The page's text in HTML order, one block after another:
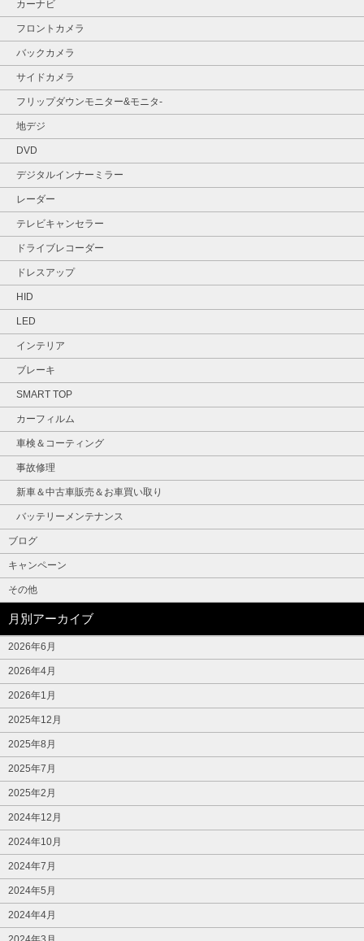
カーナビ
フロントカメラ
バックカメラ
サイドカメラ
フリップダウンモニター&モニタ‐
地デジ
DVD
デジタルインナーミラー
レーダー
テレビキャンセラー
ドライブレコーダー
ドレスアップ
HID
LED
インテリア
ブレーキ
SMART TOP
カーフィルム
車検＆コーティング
事故修理
新車＆中古車販売＆お車買い取り
バッテリーメンテナンス
ブログ
キャンペーン
その他
月別アーカイブ
2026年6月
2026年4月
2026年1月
2025年12月
2025年8月
2025年7月
2025年2月
2024年12月
2024年10月
2024年7月
2024年5月
2024年4月